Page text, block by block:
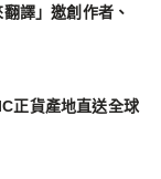
譯」邀創作者、
正貨產地直送全球